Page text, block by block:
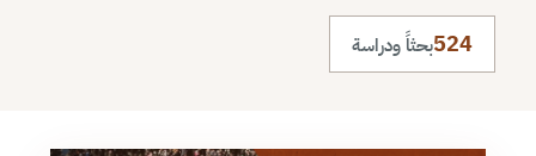
524بحثاً ودراسة